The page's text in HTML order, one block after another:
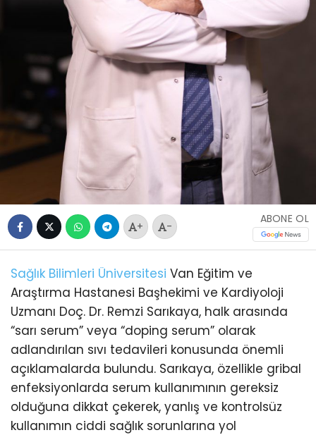
+ -
ABONE OL
Sağlık Bilimleri Üniversitesi Van Eğitim ve
Araştırma Hastanesi Başhekimi ve Kardiyoloji
Uzmanı Doç. Dr. Remzi Sarıkaya, halk arasında
“sarı serum” veya “doping serum” olarak
adlandırılan sıvı tedavileri konusunda önemli
açıklamalarda bulundu. Sarıkaya, özellikle gribal
enfeksiyonlarda serum kullanımının gereksiz
olduğuna dikkat çekerek, yanlış ve kontrolsüz
kullanımın ciddi sağlık sorunlarına yol